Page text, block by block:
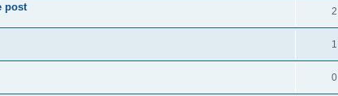
post 2
1
0